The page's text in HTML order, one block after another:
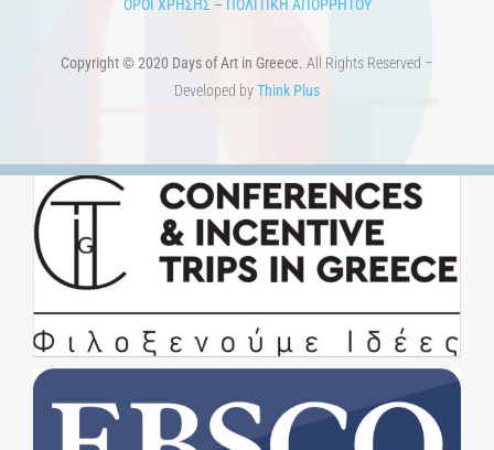
ΟΡΟΙ ΧΡΗΣΗΣ– ΠΟΛΙΤΙΚΗ ΑΠΟΡΡΗΤΟΥ
Copyright © 2020 Days of Art in Greece. All Rights Reserved –
Developed byThink Plus